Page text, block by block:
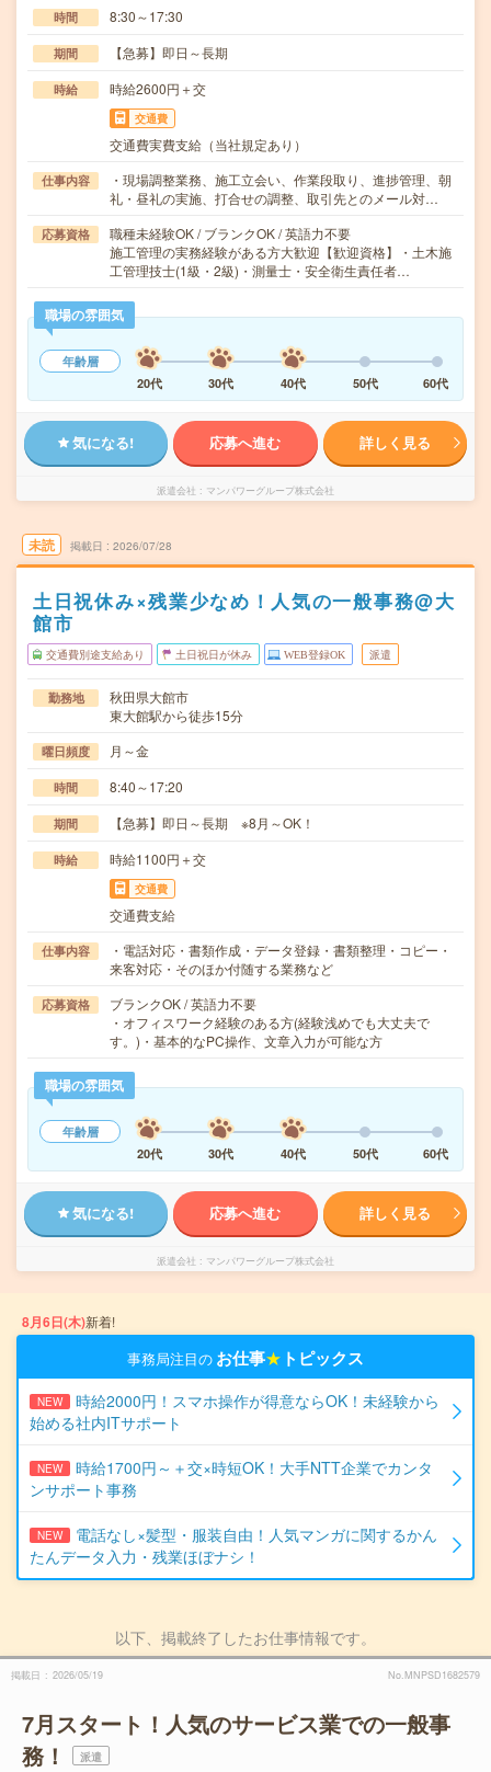
時間 8:30～17:30
期間 【急募】即日～長期
時給 時給2600円＋交
交通費
交通費実費支給（当社規定あり）
仕事内容
・現場調整業務、施工立会い、作業段取り、進捗管理、朝
礼・昼礼の実施、打合せの調整、取引先とのメール対…
応募資格
職種未経験OK / ブランクOK / 英語力不要
施工管理の実務経験がある方大歓迎【歓迎資格】・土木施
工管理技士(1級・2級)・測量士・安全衛生責任者…
職場の雰囲気
年齢層
20代
30代 40代 50代 60代
気になる! 応募へ進む 詳しく見る
派遣会社 マンパワーグループ株式会社
未読 掲載日 2026/07/28
土日祝休み×残業少なめ！人気の一般事務@大
館市
交通費別途支給あり 土日祝日が休み WEB登録OK 派遣
勤務地
秋田県大館市
東大館駅から徒歩15分
曜日頻度 月～金
時間 8:40～17:20
期間 【急募】即日～長期 ※8月～OK！
時給 時給1100円＋交
交通費
交通費支給
仕事内容
・電話対応・書類作成・データ登録・書類整理・コピー・
来客対応・そのほか付随する業務など
応募資格
ブランクOK / 英語力不要
・オフィスワーク経験のある方(経験浅めでも大丈夫で
す。)・基本的なPC操作、文章入力が可能な方
職場の雰囲気
年齢層
20代
30代 40代 50代 60代
気になる! 応募へ進む 詳しく見る
派遣会社 マンパワーグループ株式会社
8月6日(木)新着!
事務局注目の お仕事★ トピックス
NEW
時給2000円！スマホ操作が得意ならOK！未経験から
始める社内ITサポート
NEW
時給1700円～＋交×時短OK！大手NTT企業でカンタ
ンサポート事務
NEW
電話なし×髪型・服装自由！人気マンガに関するかん
たんデータ入力・残業ほぼナシ！
以下、掲載終了したお仕事情報です。
掲載日 2026/05/19 No.MNPSD1682579
7月スタート！人気のサービス業での一般事
務！
派遣